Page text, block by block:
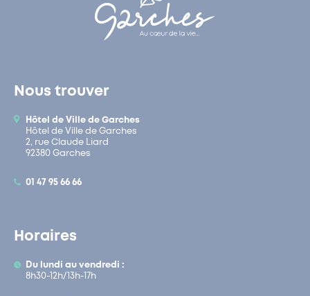
Nous trouver
Hôtel de Ville de Garches
Hôtel de Ville de Garches
2, rue Claude Liard
92380 Garches
01 47 95 66 66
Horaires
Du lundi au vendredi :
8h30-12h/13h-17h